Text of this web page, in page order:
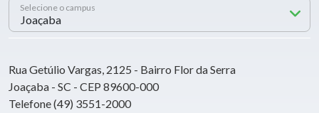
Selecione o campus
Rua Getúlio Vargas, 2125 - Bairro Flor da Serra
Joaçaba - SC - CEP 89600-000
Telefone (49) 3551-2000